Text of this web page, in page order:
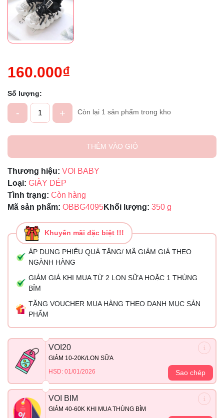
160.000₫
Số lượng:
- + Còn lại 1 sản phẩm trong kho
THÊM VÀO GIỎ
Thương hiệu: VOI BABY
Loại: GIÀY DÉP
Tình trạng: Còn hàng
Mã sản phẩm: OBBG4095Khối lượng: 350 g
Khuyến mãi đặc biệt !!!
ÁP DỤNG PHIẾU QUÀ TẶNG/ MÃ GIẢM GIÁ THEO
NGÀNH HÀNG
GIẢM GIÁ KHI MUA TỪ 2 LON SỮA HOẶC 1 THÙNG
BỈM
TẶNG VOUCHER MUA HÀNG THEO DANH MỤC SẢN
PHẨM
VOI20
GIẢM 10-20K/LON SỮA
HSD: 01/01/2026
Sao chép
VOI BIM
GIẢM 40-60K KHI MUA THÙNG BỈM